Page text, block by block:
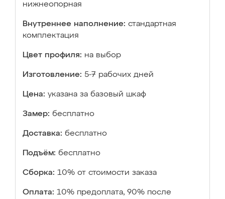
нижнеопорная
Внутреннее наполнение: стандартная
комплектация
Цвет профиля: на выбор
Изготовление: 5-7 рабочих дней
Цена: указана за базовый шкаф
Замер: бесплатно
Доставка: бесплатно
Подъём: бесплатно
Сборка: 10% от стоимости заказа
Оплата: 10% предоплата, 90% после